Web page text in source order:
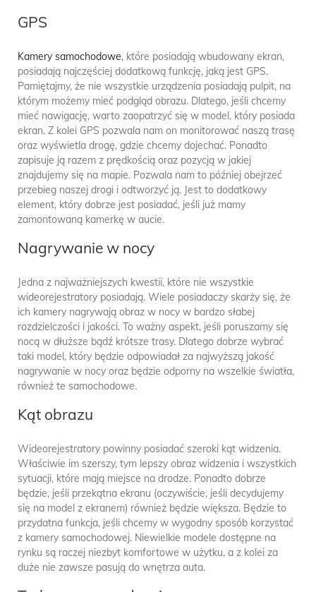
GPS
Kamery samochodowe, które posiadają wbudowany ekran,
posiadają najczęściej dodatkową funkcję, jaką jest GPS.
Pamiętajmy, że nie wszystkie urządzenia posiadają pulpit, na
którym możemy mieć podgląd obrazu. Dlatego, jeśli chcemy
mieć nawigację, warto zaopatrzyć się w model, który posiada
ekran. Z kolei GPS pozwala nam on monitorować naszą trasę
oraz wyświetla drogę, gdzie chcemy dojechać. Ponadto
zapisuje ją razem z prędkością oraz pozycją w jakiej
znajdujemy się na mapie. Pozwala nam to później obejrzeć
przebieg naszej drogi i odtworzyć ją. Jest to dodatkowy
element, który dobrze jest posiadać, jeśli już mamy
zamontowaną kamerkę w aucie.
Nagrywanie w nocy
Jedna z najważniejszych kwestii, które nie wszystkie
wideorejestratory posiadają. Wiele posiadaczy skarży się, że
ich kamery nagrywają obraz w nocy w bardzo słabej
rozdzielczości i jakości. To ważny aspekt, jeśli poruszamy się
nocą w dłuższe bądź krótsze trasy. Dlatego dobrze wybrać
taki model, który będzie odpowiadał za najwyższą jakość
nagrywanie w nocy oraz będzie odporny na wszelkie światła,
również te samochodowe.
Kąt obrazu
Wideorejestratory powinny posiadać szeroki kąt widzenia.
Właściwie im szerszy, tym lepszy obraz widzenia i wszystkich
sytuacji, które mają miejsce na drodze. Ponadto dobrze
będzie, jeśli przekątna ekranu (oczywiście, jeśli decydujemy
się na model z ekranem) również będzie większa. Będzie to
przydatna funkcja, jeśli chcemy w wygodny sposób korzystać
z kamery samochodowej. Niewielkie modele dostępne na
rynku są raczej niezbyt komfortowe w użytku, a z kolei za
duże nie zawsze pasują do wnętrza auta.